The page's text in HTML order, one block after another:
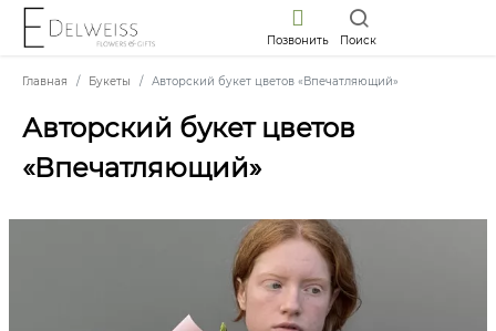
Позвонить Поиск
Главная Букеты Авторский букет цветов «Впечатляющий»
Авторский букет цветов
«Впечатляющий»